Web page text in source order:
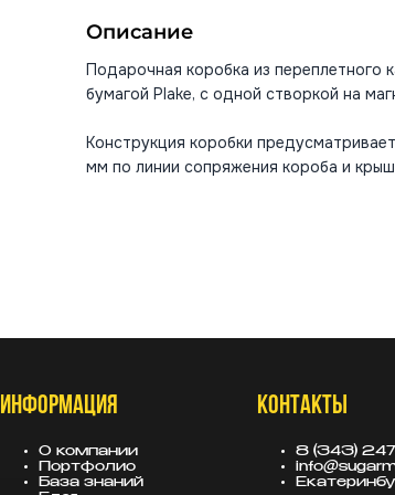
Описание
Подарочная коробка из переплетного
бумагой Plake, с одной створкой на
Конструкция коробки
мм по линии сопряжения короба и
ИНФОРМАЦИЯ
О компании
Портфолио
База знаний
КОНТАКТЫ
8 (343)